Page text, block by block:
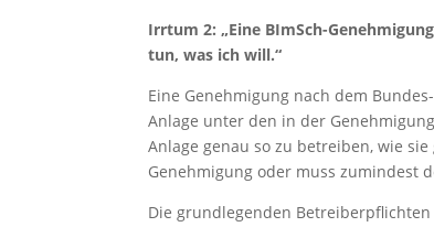
Irrtum 2: „Eine BImSch-
tun, was ich will.“
Eine Genehmigung nach dem
Anlage unter den in der
Anlage genau so zu betreiben, wie
Genehmigung oder muss zumindest
Die grundlegenden